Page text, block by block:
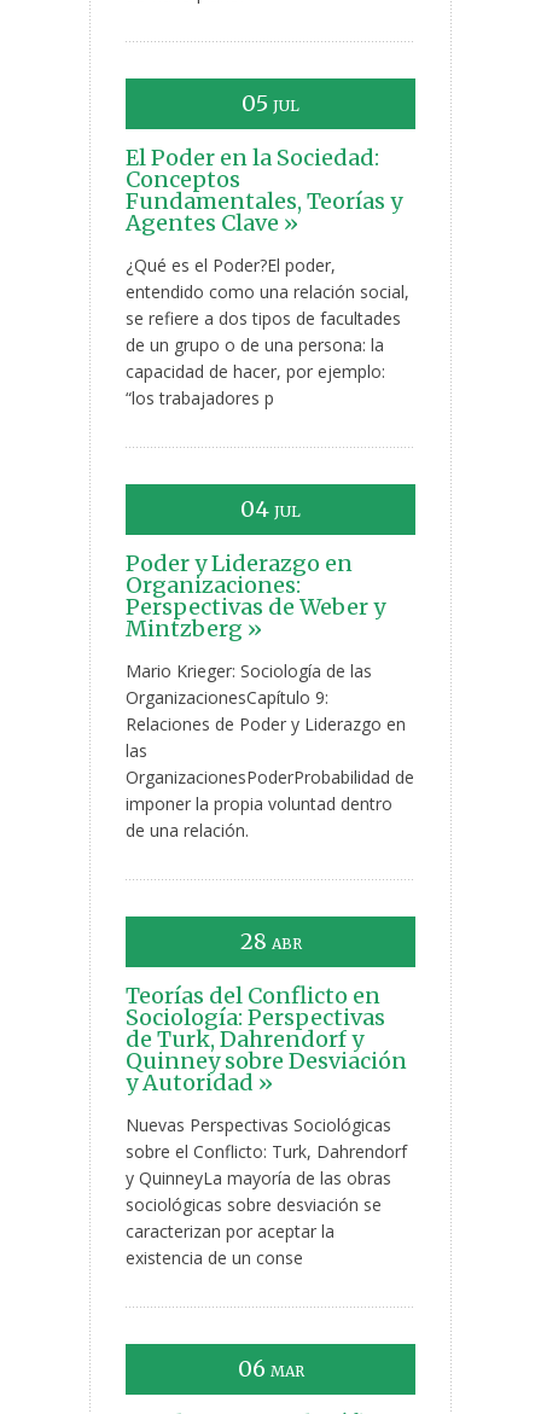
05 JUL
El Poder en la Sociedad:
Conceptos
Fundamentales, Teorías y
Agentes Clave »
¿Qué es el Poder?El poder,
entendido como una relación social,
se refiere a dos tipos de facultades
de un grupo o de una persona: la
capacidad de hacer, por ejemplo:
“los trabajadores p
04 JUL
Poder y Liderazgo en
Organizaciones:
Perspectivas de Weber y
Mintzberg »
Mario Krieger: Sociología de las
OrganizacionesCapítulo 9:
Relaciones de Poder y Liderazgo en
las
OrganizacionesPoderProbabilidad de
imponer la propia voluntad dentro
de una relación.
28 ABR
Teorías del Conflicto en
Sociología: Perspectivas
de Turk, Dahrendorf y
Quinney sobre Desviación
y Autoridad »
Nuevas Perspectivas Sociológicas
sobre el Conflicto: Turk, Dahrendorf
y QuinneyLa mayoría de las obras
sociológicas sobre desviación se
caracterizan por aceptar la
existencia de un conse
06 MAR